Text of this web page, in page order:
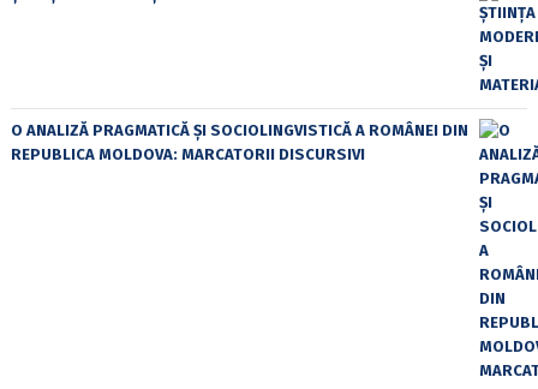
O ANALIZĂ PRAGMATICĂ ȘI SOCIOLINGVISTICĂ A ROMÂNEI DIN
REPUBLICA MOLDOVA: MARCATORII DISCURSIVI